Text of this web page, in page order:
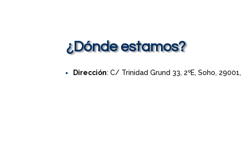
¿Dónde estamos?
Dirección: C/ Trinidad Grund 33, 2ºE, Soho, 29001,